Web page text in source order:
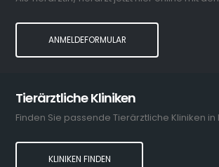
ANMELDEFORMULAR
Tierärztliche Kliniken
Finden Sie passende Tierärztliche Kliniken in
KLINIKEN FINDEN